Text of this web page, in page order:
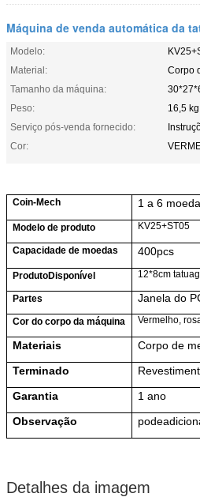
Máquina de venda automática da
Modelo:
Material:
Corpo
Tamanho da máquina:
Peso:
16,5
Serviço pós-venda fornecido:
Cor:
Coin-Mech 1 a 6
Modelo de produto KV25+ST05
Capacidade de moedas 400pcs
ProdutoDisponível 12*8cm
Partes Janela do
Cor do corpo da máquina Vermelho,
Materiais
Corpo de
Terminado
Garantia
1 ano
Observação
pode
Detalhes da imagem